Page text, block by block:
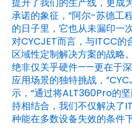
承诺的象征，”阿尔-苏德工
的日子里，它也从未漏印一
对CYCJET而言，与ITCC的
区域性定制解决方案的战略
绝非仅关乎硬件——更在于
应用场景的独特挑战，
示，“通过将ALT360Pro的
持相结合，我们不仅解决了
种能在多数设备失效的条件